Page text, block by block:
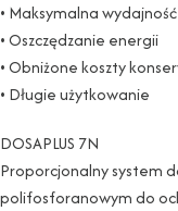
• Maksymalna
• Oszczędzanie energii
• Obniżone koszty
• Długie użytkowanie
DOSAPLUS 7N
Proporcjonalny system
polifosforanowym do